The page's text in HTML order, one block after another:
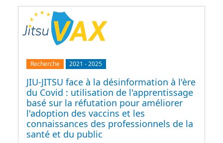
Recherche 2021 -2025
JIU-JITSU face à la désinformation à l'ère
du Covid : utilisation de l'apprentissage
basé sur la réfutation pour améliorer
l'adoption des vaccins et les
connaissances des professionnels de la
santé et du public